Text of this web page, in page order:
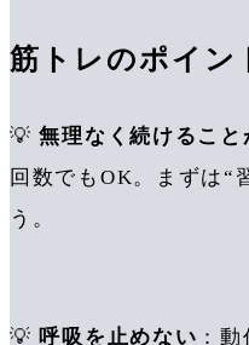
筋トレのポイン
💡無理なく続けること
回数でもOK。まずは“
う。
💡 呼吸を止めない ：